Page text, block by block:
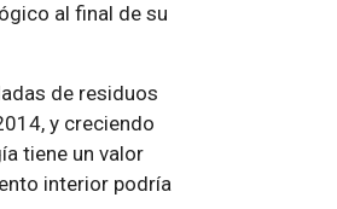
al final de su
de residuos
y creciendo
tiene un valor
interior podría